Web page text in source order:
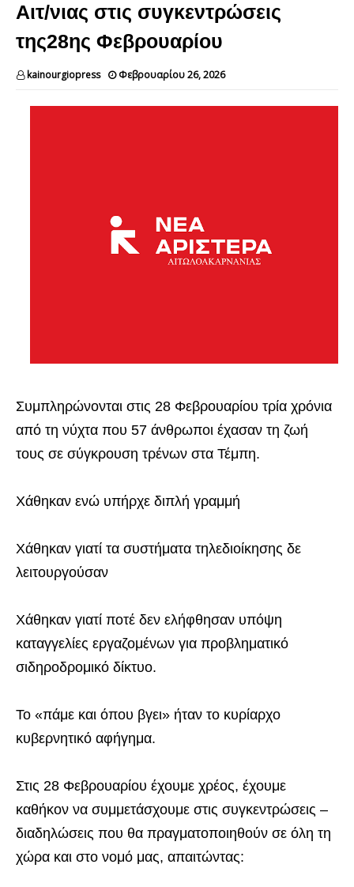
Αιτ/νιας στις συγκεντρώσεις
της28ης Φεβρουαρίου
kainourgiopress Φεβρουαρίου 26, 2026
Συμπληρώνονται στις 28 Φεβρουαρίου τρία χρόνια
από τη νύχτα που 57 άνθρωποι έχασαν τη ζωή
τους σε σύγκρουση τρένων στα Τέμπη.
Χάθηκαν ενώ υπήρχε διπλή γραμμή
Χάθηκαν γιατί τα συστήματα τηλεδιοίκησης δε
λειτουργούσαν
Χάθηκαν γιατί ποτέ δεν ελήφθησαν υπόψη
καταγγελίες εργαζομένων για προβληματικό
σιδηροδρομικό δίκτυο.
Το «πάμε και όπου βγει» ήταν το κυρίαρχο
κυβερνητικό αφήγημα.
Στις 28 Φεβρουαρίου έχουμε χρέος, έχουμε
καθήκον να συμμετάσχουμε στις συγκεντρώσεις –
διαδηλώσεις που θα πραγματοποιηθούν σε όλη τη
χώρα και στο νομό μας, απαιτώντας: